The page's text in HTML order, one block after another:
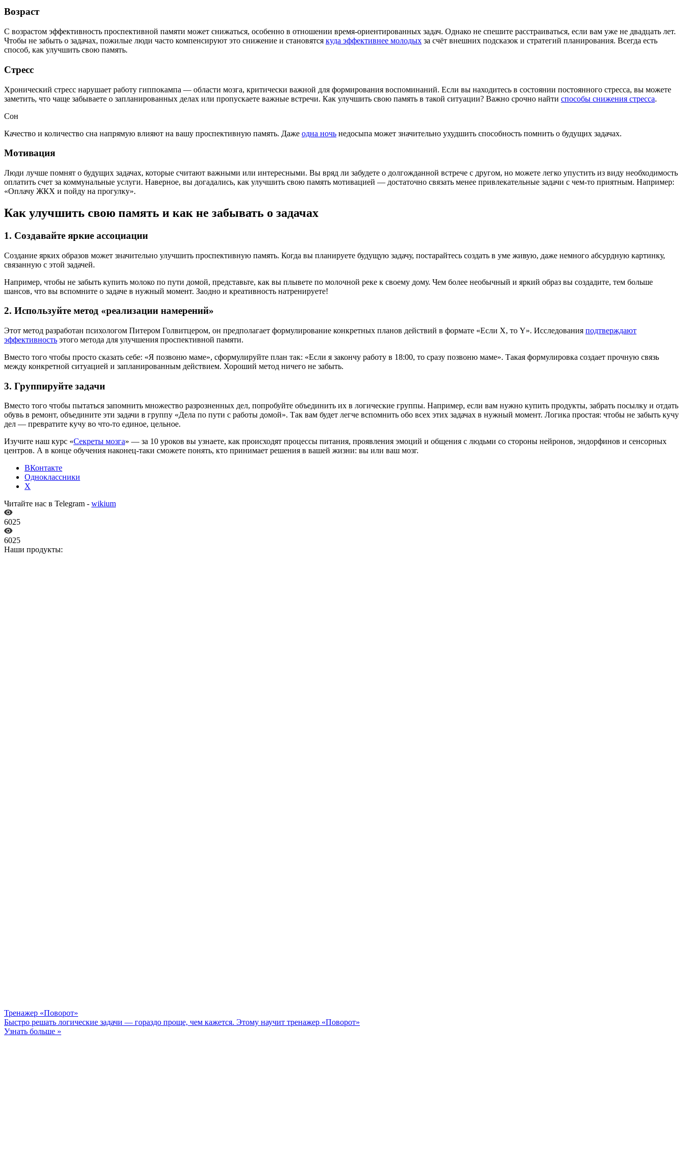
Возраст
С возрастом эффективность проспективной памяти может снижаться, особенно в отношении время-ориентированных задач. Однако не спешите расстраиваться, если вам уже не двадцать лет.
Чтобы не забыть о задачах, пожилые люди часто компенсируют это снижение и становятся куда эффективнее молодых за счёт внешних подсказок и стратегий планирования. Всегда есть
способ, как улучшить свою память.
Стресс
Хронический стресс нарушает работу гиппокампа — области мозга, критически важной для формирования воспоминаний. Если вы находитесь в состоянии постоянного стресса, вы можете
заметить, что чаще забываете о запланированных делах или пропускаете важные встречи. Как улучшить свою память в такой ситуации? Важно срочно найти способы снижения стресса.
Сон
Качество и количество сна напрямую влияют на вашу проспективную память. Даже одна ночь недосыпа может значительно ухудшить способность помнить о будущих задачах.
Мотивация
Люди лучше помнят о будущих задачах, которые считают важными или интересными. Вы вряд ли забудете о долгожданной встрече с другом, но можете легко упустить из виду необходимость
оплатить счет за коммунальные услуги. Наверное, вы догадались, как улучшить свою память мотивацией — достаточно связать менее привлекательные задачи с чем-то приятным. Например:
«Оплачу ЖКХ и пойду на прогулку».
Как улучшить свою память и как не забывать о задачах
1. Создавайте яркие ассоциации
Создание ярких образов может значительно улучшить проспективную память. Когда вы планируете будущую задачу, постарайтесь создать в уме живую, даже немного абсурдную картинку,
связанную с этой задачей.
Например, чтобы не забыть купить молоко по пути домой, представьте, как вы плывете по молочной реке к своему дому. Чем более необычный и яркий образ вы создадите, тем больше
шансов, что вы вспомните о задаче в нужный момент. Заодно и креативность натренируете!
2. Используйте метод «реализации намерений»
Этот метод разработан психологом Питером Голвитцером, он предполагает формулирование конкретных планов действий в формате «Если X, то Y». Исследования подтверждают
эффективность этого метода для улучшения проспективной памяти.
Вместо того чтобы просто сказать себе: «Я позвоню маме», сформулируйте план так: «Если я закончу работу в 18:00, то сразу позвоню маме». Такая формулировка создает прочную связь
между конкретной ситуацией и запланированным действием. Хороший метод ничего не забыть.
3. Группируйте задачи
Вместо того чтобы пытаться запомнить множество разрозненных дел, попробуйте объединить их в логические группы. Например, если вам нужно купить продукты, забрать посылку и отдать
обувь в ремонт, объедините эти задачи в группу «Дела по пути с работы домой». Так вам будет легче вспомнить обо всех этих задачах в нужный момент. Логика простая: чтобы не забыть кучу
дел — превратите кучу во что-то единое, цельное.
Изучите наш курс «Секреты мозга» — за 10 уроков вы узнаете, как происходят процессы питания, проявления эмоций и общения с людьми со стороны нейронов, эндорфинов и сенсорных
центров. А в конце обучения наконец-таки сможете понять, кто принимает решения в вашей жизни: вы или ваш мозг.
ВКонтакте
Одноклассники
X
Читайте нас в Telegram - wikium
6025
6025
Наши продукты:
Тренажер «Поворот»
Быстро решать логические задачи — гораздо проще, чем кажется. Этому научит тренажер «Поворот»
Узнать больше »